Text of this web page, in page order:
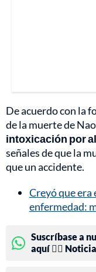
De acuerdo con la
de la muerte de
intoxicación por
señales de que la
que un accidente.
Creyó que era
enfermedad:
Suscríbase a
aquí 👉🏻